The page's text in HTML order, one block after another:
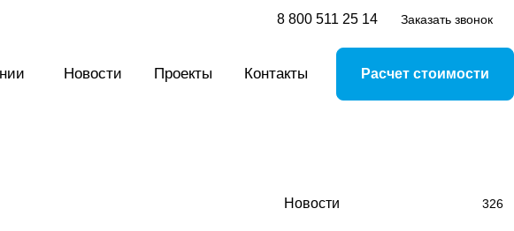
8 800 511 25 14 Заказать звонок
Новости Проекты Контакты Расчет стоимости
Новости 326